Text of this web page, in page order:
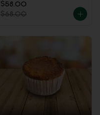
$58.00
$68.00